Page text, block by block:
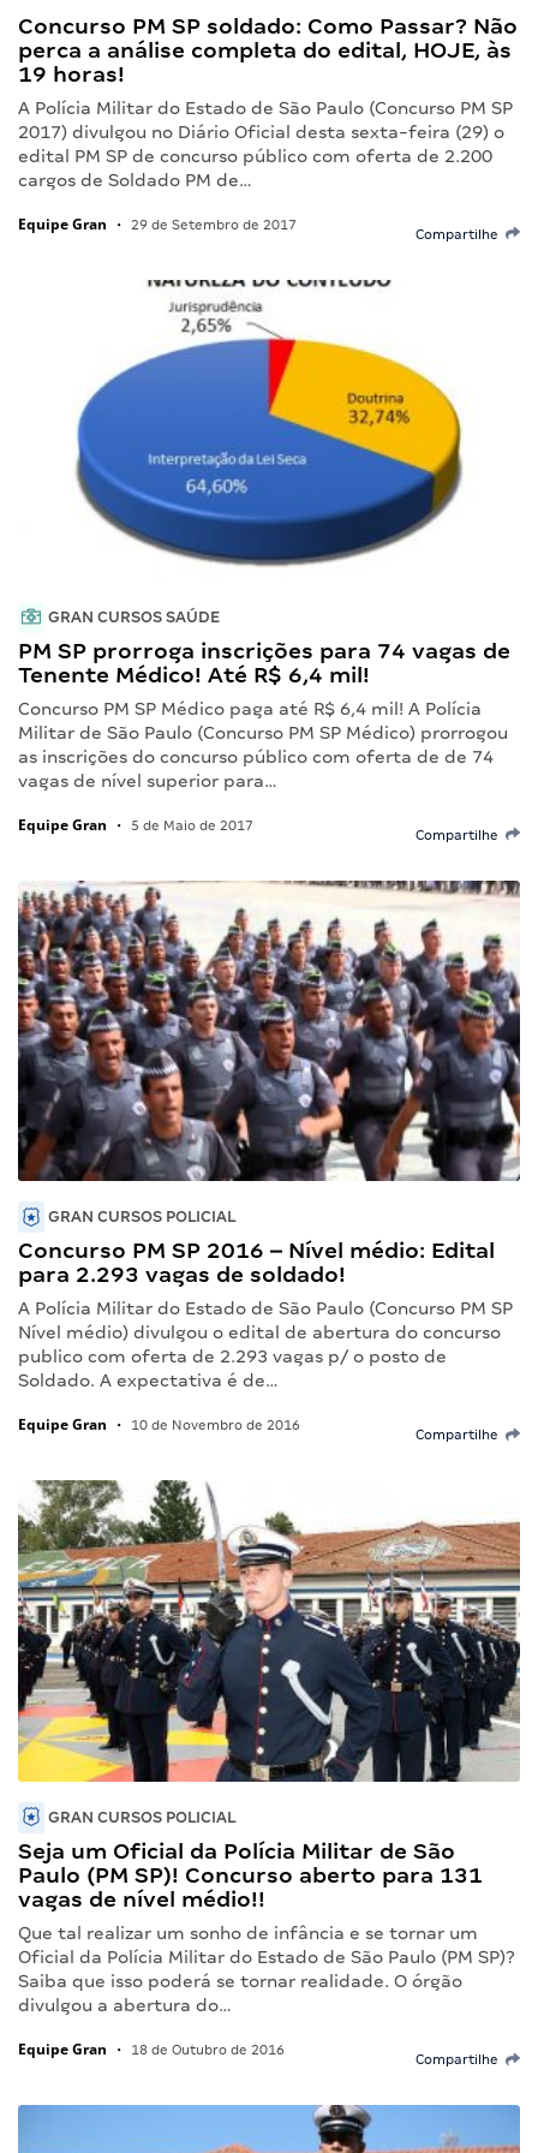
Concurso PM SP soldado: Como Passar? Não
perca a análise completa do edital, HOJE, às
19 horas!
A Polícia Militar do Estado de São Paulo (Concurso PM SP
2017) divulgou no Diário Oficial desta sexta-feira (29) o
edital PM SP de concurso público com oferta de 2.200
cargos de Soldado PM de…
Equipe Gran • 29 de Setembro de 2017
Compartilhe
GRAN CURSOS SAÚDE
PM SP prorroga inscrições para 74 vagas de
Tenente Médico! Até R$ 6,4 mil!
Concurso PM SP Médico paga até R$ 6,4 mil! A Polícia
Militar de São Paulo (Concurso PM SP Médico) prorrogou
as inscrições do concurso público com oferta de de 74
vagas de nível superior para…
Equipe Gran • 5 de Maio de 2017
Compartilhe
GRAN CURSOS POLICIAL
Concurso PM SP 2016 – Nível médio: Edital
para 2.293 vagas de soldado!
A Polícia Militar do Estado de São Paulo (Concurso PM SP
Nível médio) divulgou o edital de abertura do concurso
publico com oferta de 2.293 vagas p/ o posto de
Soldado. A expectativa é de…
Equipe Gran • 10 de Novembro de 2016
Compartilhe
GRAN CURSOS POLICIAL
Seja um Oficial da Polícia Militar de São
Paulo (PM SP)! Concurso aberto para 131
vagas de nível médio!!
Que tal realizar um sonho de infância e se tornar um
Oficial da Polícia Militar do Estado de São Paulo (PM SP)?
Saiba que isso poderá se tornar realidade. O órgão
divulgou a abertura do…
Equipe Gran • 18 de Outubro de 2016
Compartilhe